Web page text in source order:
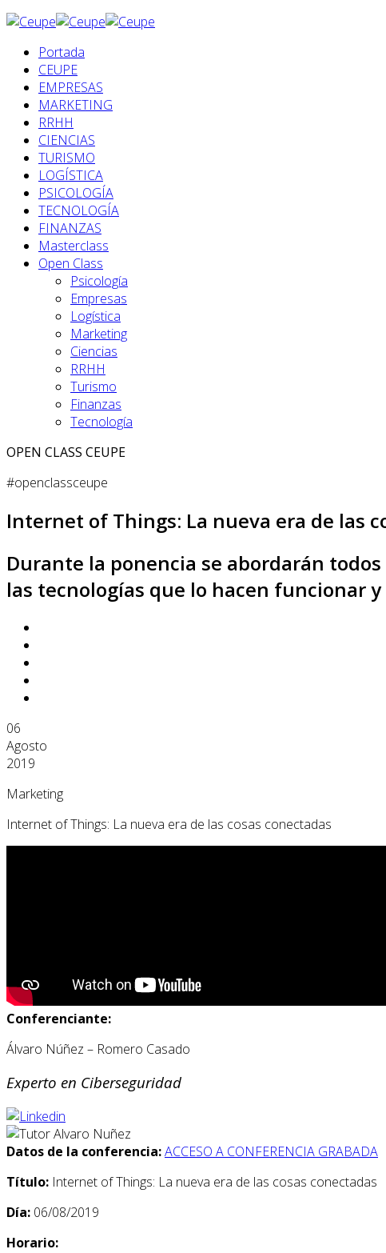
Portada
CEUPE
EMPRESAS
MARKETING
RRHH
CIENCIAS
TURISMO
LOGÍSTICA
PSICOLOGÍA
TECNOLOGÍA
FINANZAS
Masterclass
Open Class
Psicología
Empresas
Logística
Marketing
Ciencias
RRHH
Turismo
Finanzas
Tecnología
OPEN CLASS CEUPE
#openclassceupe
Internet of Things: La nueva era de las
Durante la ponencia se abordarán
las tecnologías que lo hacen funcionar
06
Agosto
2019
Marketing
Internet of Things: La nueva era de las cosas conectadas
Conferenciante:
Álvaro Núñez – Romero Casado
Experto en Ciberseguridad
Datos de la conferencia:ACCESO A CONFERENCIA GRABADA
Título: Internet of Things: La nueva era de las cosas conectadas
Día: 06/08/2019
Horario: